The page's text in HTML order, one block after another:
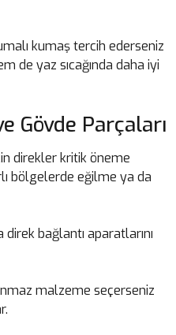
kumaş tercih ederseniz
de yaz sıcağında daha iyi
Gövde Parçaları
direkler kritik öneme
bölgelerde eğilme ya da
direk bağlantı aparatlarını
malzeme seçerseniz